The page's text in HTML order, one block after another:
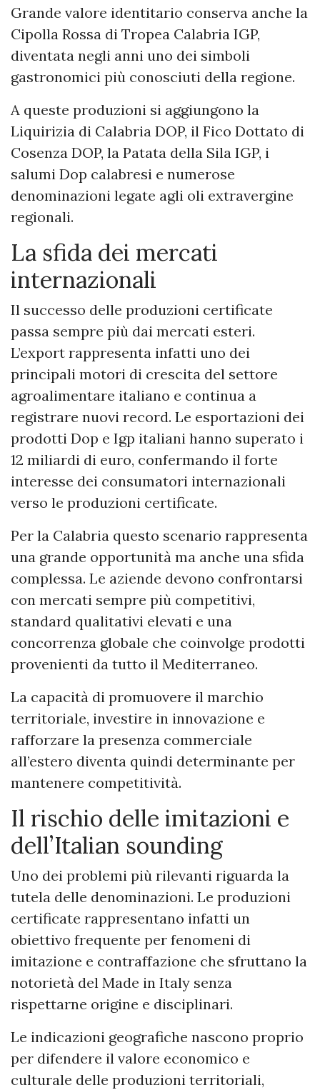
Grande valore identitario conserva anche la
Cipolla Rossa di Tropea Calabria IGP,
diventata negli anni uno dei simboli
gastronomici più conosciuti della regione.
A queste produzioni si aggiungono la
Liquirizia di Calabria DOP, il Fico Dottato di
Cosenza DOP, la Patata della Sila IGP, i
salumi Dop calabresi e numerose
denominazioni legate agli oli extravergine
regionali.
La sfida dei mercati
internazionali
Il successo delle produzioni certificate
passa sempre più dai mercati esteri.
L’export rappresenta infatti uno dei
principali motori di crescita del settore
agroalimentare italiano e continua a
registrare nuovi record. Le esportazioni dei
prodotti Dop e Igp italiani hanno superato i
12 miliardi di euro, confermando il forte
interesse dei consumatori internazionali
verso le produzioni certificate.
Per la Calabria questo scenario rappresenta
una grande opportunità ma anche una sfida
complessa. Le aziende devono confrontarsi
con mercati sempre più competitivi,
standard qualitativi elevati e una
concorrenza globale che coinvolge prodotti
provenienti da tutto il Mediterraneo.
La capacità di promuovere il marchio
territoriale, investire in innovazione e
rafforzare la presenza commerciale
all’estero diventa quindi determinante per
mantenere competitività.
Il rischio delle imitazioni e
dell’Italian sounding
Uno dei problemi più rilevanti riguarda la
tutela delle denominazioni. Le produzioni
certificate rappresentano infatti un
obiettivo frequente per fenomeni di
imitazione e contraffazione che sfruttano la
notorietà del Made in Italy senza
rispettarne origine e disciplinari.
Le indicazioni geografiche nascono proprio
per difendere il valore economico e
culturale delle produzioni territoriali,